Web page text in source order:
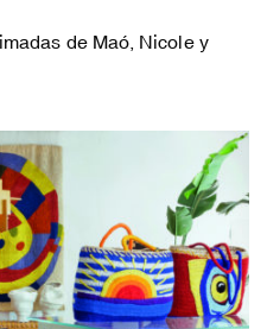
de Maó, Nicole y